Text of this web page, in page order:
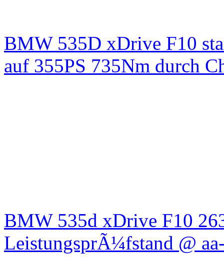
BMW 535D xDrive F10
auf 355PS 735Nm durch
BMW 535d xDrive F10
LeistungsprÃ¼fstand @